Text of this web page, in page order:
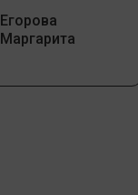
Егорова
Маргарита